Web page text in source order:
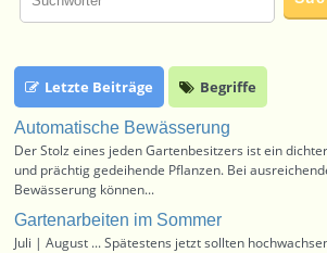
Letzte Beiträge Begriffe
Automatische Bewässerung
Der Stolz eines jeden Gartenbesitzers ist ein
und prächtig gedeihende Pflanzen. Bei
Bewässerung können...
Gartenarbeiten im Sommer
Juli | August ... Spätestens jetzt sollten